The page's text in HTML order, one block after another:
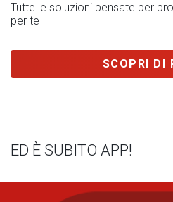
Tutte le soluzioni pensate per
per te
SCOPRI DI
ED È SUBITO APP!